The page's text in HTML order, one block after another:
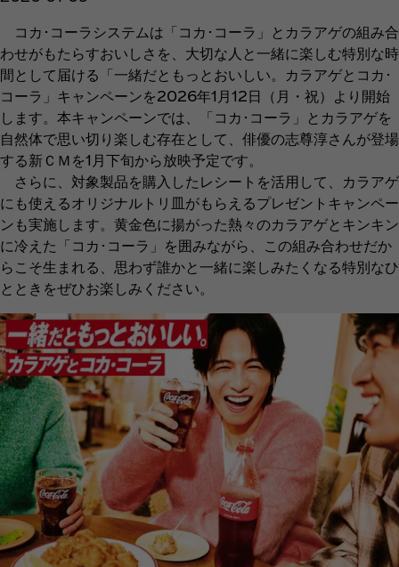
コカ･コーラシステムは「コカ･コーラ」とカラアゲの組み合
わせがもたらすおいしさを、大切な人と一緒に楽しむ特別な時
間として届ける「一緒だともっとおいしい。カラアゲとコカ･
コーラ」キャンペーンを2026年1月12日（月・祝）より開始
します。本キャンペーンでは、「コカ･コーラ」とカラアゲを
自然体で思い切り楽しむ存在として、俳優の志尊淳さんが登場
する新ＣＭを1月下旬から放映予定です。
さらに、対象製品を購入したレシートを活用して、カラアゲ
にも使えるオリジナルトリ皿がもらえるプレゼントキャンペー
ンも実施します。黄金色に揚がった熱々のカラアゲとキンキン
に冷えた「コカ･コーラ」を囲みながら、この組み合わせだか
らこそ生まれる、思わず誰かと一緒に楽しみたくなる特別なひ
とときをぜひお楽しみください。